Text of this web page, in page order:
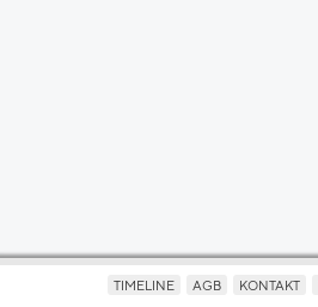
TIMELINE AGB KONTAKT